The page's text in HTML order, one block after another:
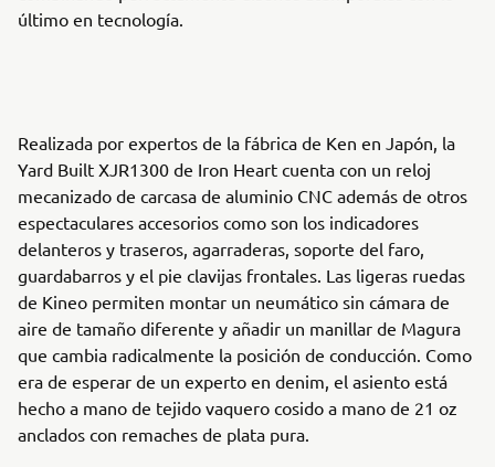
último en tecnología.
Realizada por expertos de la fábrica de Ken en Japón, la
Yard Built XJR1300 de Iron Heart cuenta con un reloj
mecanizado de carcasa de aluminio CNC además de otros
espectaculares accesorios como son los indicadores
delanteros y traseros, agarraderas, soporte del faro,
guardabarros y el pie clavijas frontales. Las ligeras ruedas
de Kineo permiten montar un neumático sin cámara de
aire de tamaño diferente y añadir un manillar de Magura
que cambia radicalmente la posición de conducción. Como
era de esperar de un experto en denim, el asiento está
hecho a mano de tejido vaquero cosido a mano de 21 oz
anclados con remaches de plata pura.